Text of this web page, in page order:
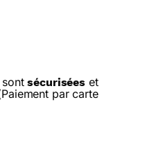
sontsécurisées et
par carte